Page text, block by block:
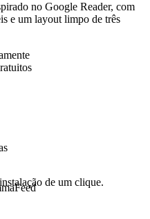
no Google Reader, com
e um layout limpo de três